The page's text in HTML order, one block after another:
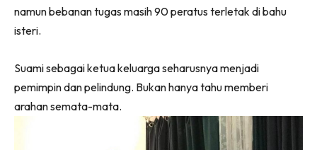
namun bebanan tugas masih 90 peratus terletak di bahu
isteri.
Suami sebagai ketua keluarga seharusnya menjadi
pemimpin dan pelindung. Bukan hanya tahu memberi
arahan semata-mata.